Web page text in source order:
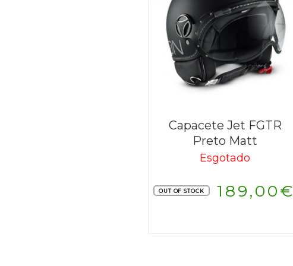
Capacete Jet FGTR
Preto Matt
Esgotado
OUT OF STOCK 189,00€